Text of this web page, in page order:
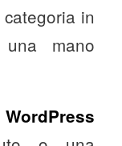
in
mano